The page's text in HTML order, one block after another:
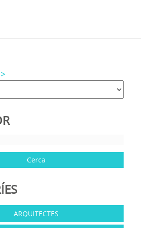
>
ARQUITECTES